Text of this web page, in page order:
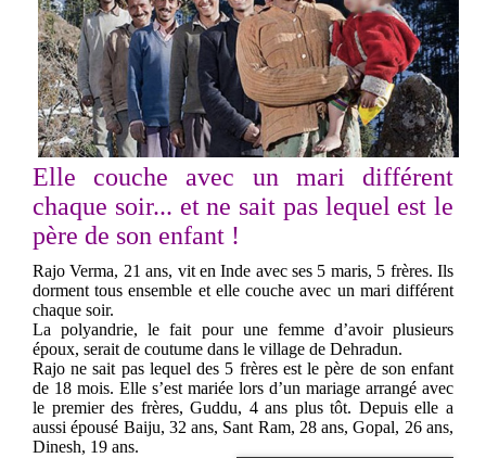
Elle couche avec un mari différent
chaque soir... et ne sait pas lequel est le
père de son enfant !
Rajo Verma, 21 ans, vit en Inde avec ses 5 maris, 5 frères. Ils
dorment tous ensemble et elle couche avec un mari différent
chaque soir.
La polyandrie, le fait pour une femme d’avoir plusieurs
époux, serait de coutume dans le village de Dehradun.
Rajo ne sait pas lequel des 5 frères est le père de son enfant
de 18 mois. Elle s’est mariée lors d’un mariage arrangé avec
le premier des frères, Guddu, 4 ans plus tôt. Depuis elle a
aussi épousé Baiju, 32 ans, Sant Ram, 28 ans, Gopal, 26 ans,
Dinesh, 19 ans.